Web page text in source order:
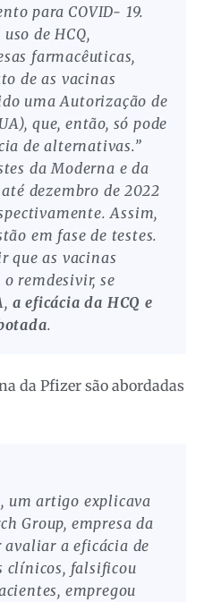
para COVID- 19.
de HCQ,
farmacêuticas,
de as vacinas
uma Autorização de
que, então, só pode
de alternativas.”
da Moderna e da
dezembro de 2022
Assim,
em fase de testes.
que as vacinas
o remdesivir, se
a eficácia da HCQ e
.
da Pfizer são abordadas
um artigo explicava
Group, empresa da
avaliar a eficácia de
clínicos, falsificou
empregou